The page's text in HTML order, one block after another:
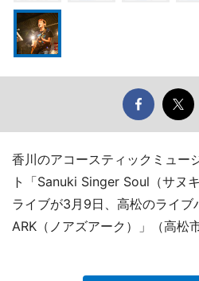
香川のアコースティックミュー
ト「Sanuki Singer Soul（サヌ
ライブが3月9日、高松のライブ
ARK（ノアズアーク）」（高松